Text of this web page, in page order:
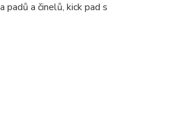
padů a činelů, kick pad s